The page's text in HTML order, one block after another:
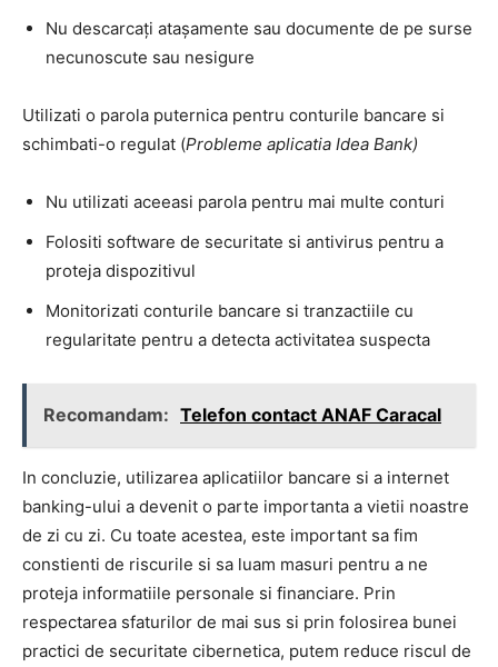
Nu descarcaţi ataşamente sau documente de pe surse
necunoscute sau nesigure
Utilizati o parola puternica pentru conturile bancare si
schimbati-o regulat (Probleme aplicatia Idea Bank)
Nu utilizati aceeasi parola pentru mai multe conturi
Folositi software de securitate si antivirus pentru a
proteja dispozitivul
Monitorizati conturile bancare si tranzactiile cu
regularitate pentru a detecta activitatea suspecta
Recomandam: Telefon contact ANAF Caracal
In concluzie, utilizarea aplicatiilor bancare si a internet
banking-ului a devenit o parte importanta a vietii noastre
de zi cu zi. Cu toate acestea, este important sa fim
constienti de riscurile si sa luam masuri pentru a ne
proteja informatiile personale si financiare. Prin
respectarea sfaturilor de mai sus si prin folosirea bunei
practici de securitate cibernetica, putem reduce riscul de